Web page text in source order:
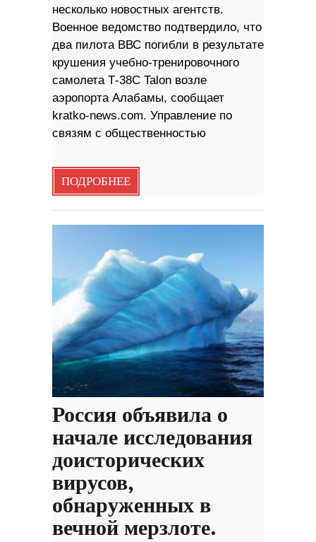
несколько новостных агентств.
Военное ведомство подтвердило, что
два пилота ВВС погибли в результате
крушения учебно-тренировочного
самолета Т-38С Talon возле
аэропорта Алабамы, сообщает
kratko-news.com. Управление по
связям с общественностью
ПОДРОБНЕЕ
Россия объявила о
начале исследования
доисторических
вирусов,
обнаруженных в
вечной мерзлоте.